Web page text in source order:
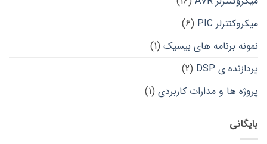
میکروکنترلر PIC
(6)
نمونه برنامه های بیسیک (1)
پردازنده ی DSP
(2)
پروژه ها و مدارات کاربردی (1)
بایگانی